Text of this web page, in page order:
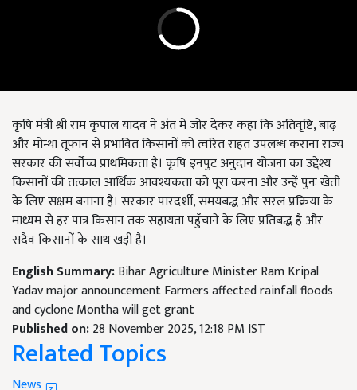
कृषि मंत्री श्री राम कृपाल यादव ने अंत में जोर देकर कहा कि अतिवृष्टि, बाढ़
और मोन्था तूफान से प्रभावित किसानों को त्वरित राहत उपलब्ध कराना राज्य
सरकार की सर्वोच्च प्राथमिकता है। कृषि इनपुट अनुदान योजना का उद्देश्य
किसानों की तत्काल आर्थिक आवश्यकता को पूरा करना और उन्हें पुनः खेती
के लिए सक्षम बनाना है। सरकार पारदर्शी, समयबद्ध और सरल प्रक्रिया के
माध्यम से हर पात्र किसान तक सहायता पहुँचाने के लिए प्रतिबद्ध है और
सदैव किसानों के साथ खड़ी है।
English Summary:Bihar Agriculture Minister Ram Kripal
Yadav major announcement Farmers affected rainfall floods
and cyclone Montha will get grant
Published on:28 November 2025, 12:18 PM IST
Related Topics
News